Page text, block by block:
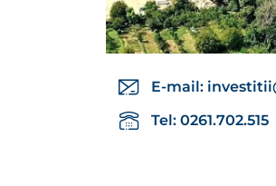
E-mail:
Tel: 0261.702.515